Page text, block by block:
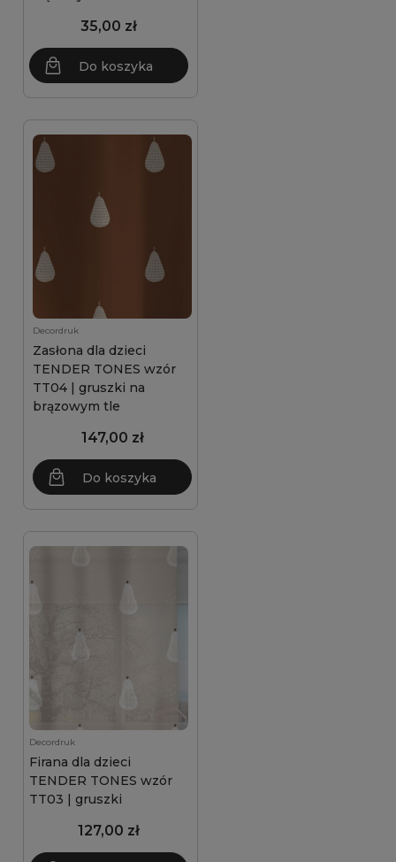
35,00 zł
Do koszyka
Decordruk
Zasłona dla dzieci
TENDER TONES wzór
TT04 | gruszki na
brązowym tle
147,00 zł
Do koszyka
Decordruk
Firana dla dzieci
TENDER TONES wzór
TT03 | gruszki
127,00 zł